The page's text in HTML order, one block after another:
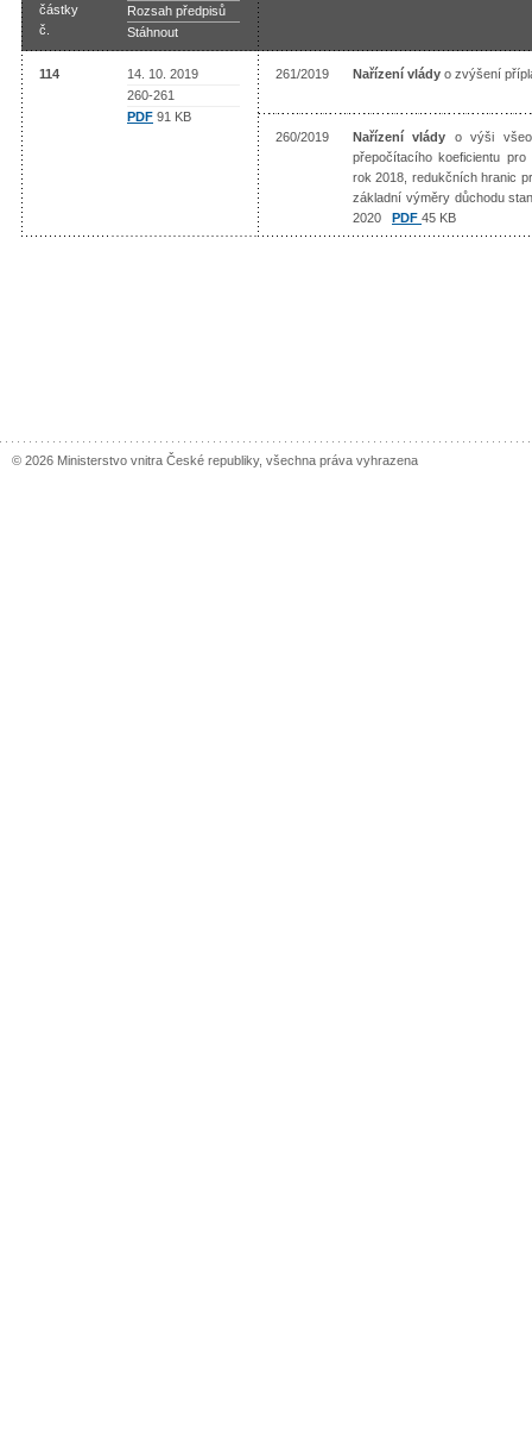
částky
č.
Rozsah předpisů
Stáhnout
114
14. 10. 2019
260-261
PDF 91 KB
261/2019 Nařízení vlády o zvýšení
260/2019 Nařízení vlády o výši
přepočítacího koeficientu
rok 2018, redukčních hranic
základní výměry důchodu
2020 PDF 45 KB
© 2026 Ministerstvo vnitra České republiky, všechna práva vyhrazena